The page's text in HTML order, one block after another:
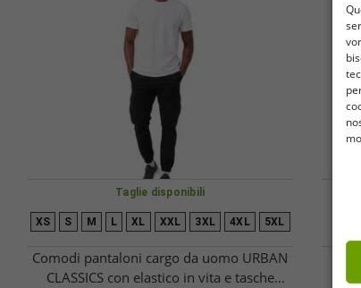
Taglie disponibili
XS S M L XL XXL 3XL 4XL 5XL
Comodi pantaloni cargo da uomo URBAN
CLASSICS con elastico in vita e tasche